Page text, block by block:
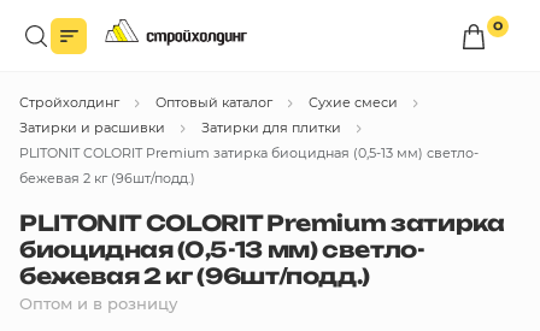
0
Войдите в личный кабинет
Вы сможете оформлять заказыпо оптовым ценам.
Войти
Каталог товаров
Стройхолдинг Оптовый каталог
Сухие смеси
Затирки и расшивки
Затирки для плитки
PLITONIT COLORIT Premium затирка биоцидная (0,5-13 мм) светло-
бежевая 2 кг (96шт/подд.)
PLITONIT COLORIT Premium затирка
биоцидная (0,5-13 мм) светло-
бежевая 2 кг (96шт/подд.)
Оптом и в розницу